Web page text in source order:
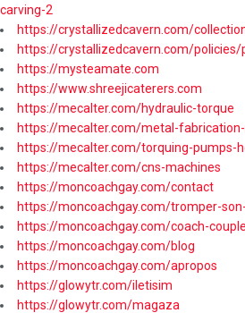
carving-2
https://crystallizedcavern.com/
https://crystallizedcavern.com/policies/
https://mysteamate.com
https://www.shreejicaterers.com
https://mecalter.com/hydraulic-torque
https://mecalter.com/metal-
https://mecalter.com/torquing-pumps-
https://mecalter.com/cns-machines
https://moncoachgay.com/contact
https://moncoachgay.com/tromper-
https://moncoachgay.com/coach-
https://moncoachgay.com/blog
https://moncoachgay.com/apropos
https://glowytr.com/iletisim
https://glowytr.com/magaza